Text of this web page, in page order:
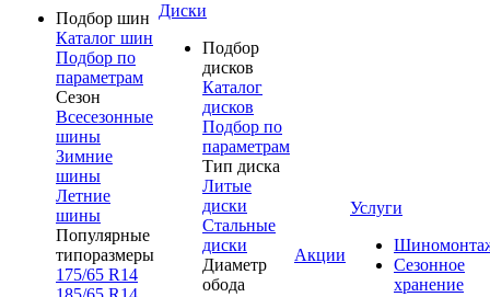
Подбор шин
Каталог шин
Подбор по
параметрам
Сезон
Всесезонные
шины
Зимние
шины
Летние
шины
Популярные
типоразмеры
175/65 R14
Диски
Подбор
дисков
Каталог
дисков
Подбор по
параметрам
Тип диска
Литые
диски
Стальные
диски
Диаметр
обода
Акции
Услуги
Сезонное
хранение